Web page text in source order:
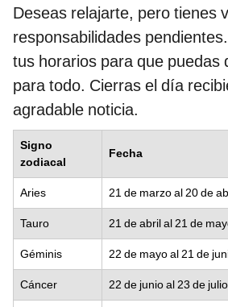
Deseas relajarte, pero tienes
responsabilidades
tus horarios para que puedas
para todo. Cierras el día
agradable noticia.
Signo
zodiacal
Fecha
Aries 21 de marzo al 20 de
Tauro 21 de abril al 21 de
Géminis 22 de mayo al 21 de
Cáncer 22 de junio al 23 de julio